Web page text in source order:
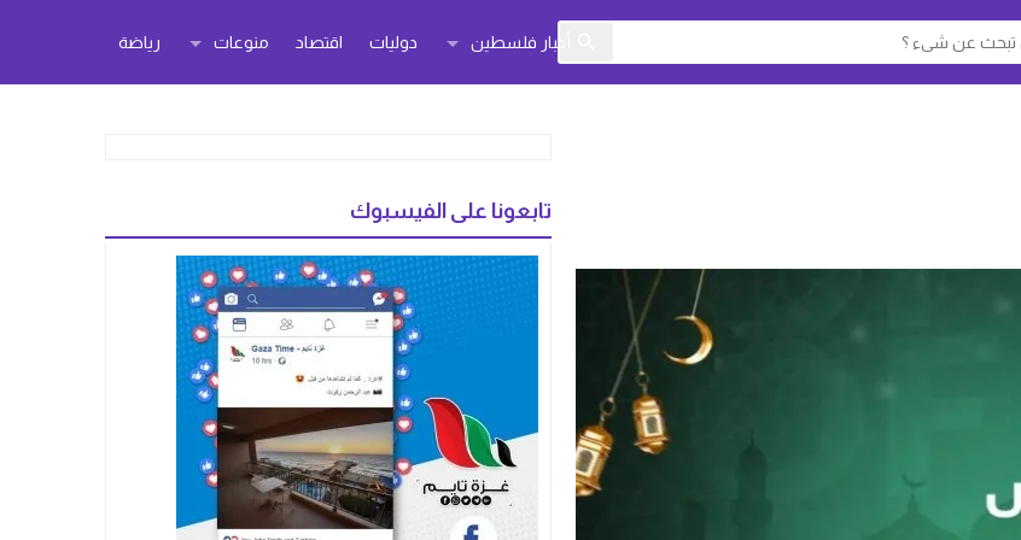
أخبار فلسطين دوليات اقتصاد منوعات رياضة
تابعونا على الفيسبوك